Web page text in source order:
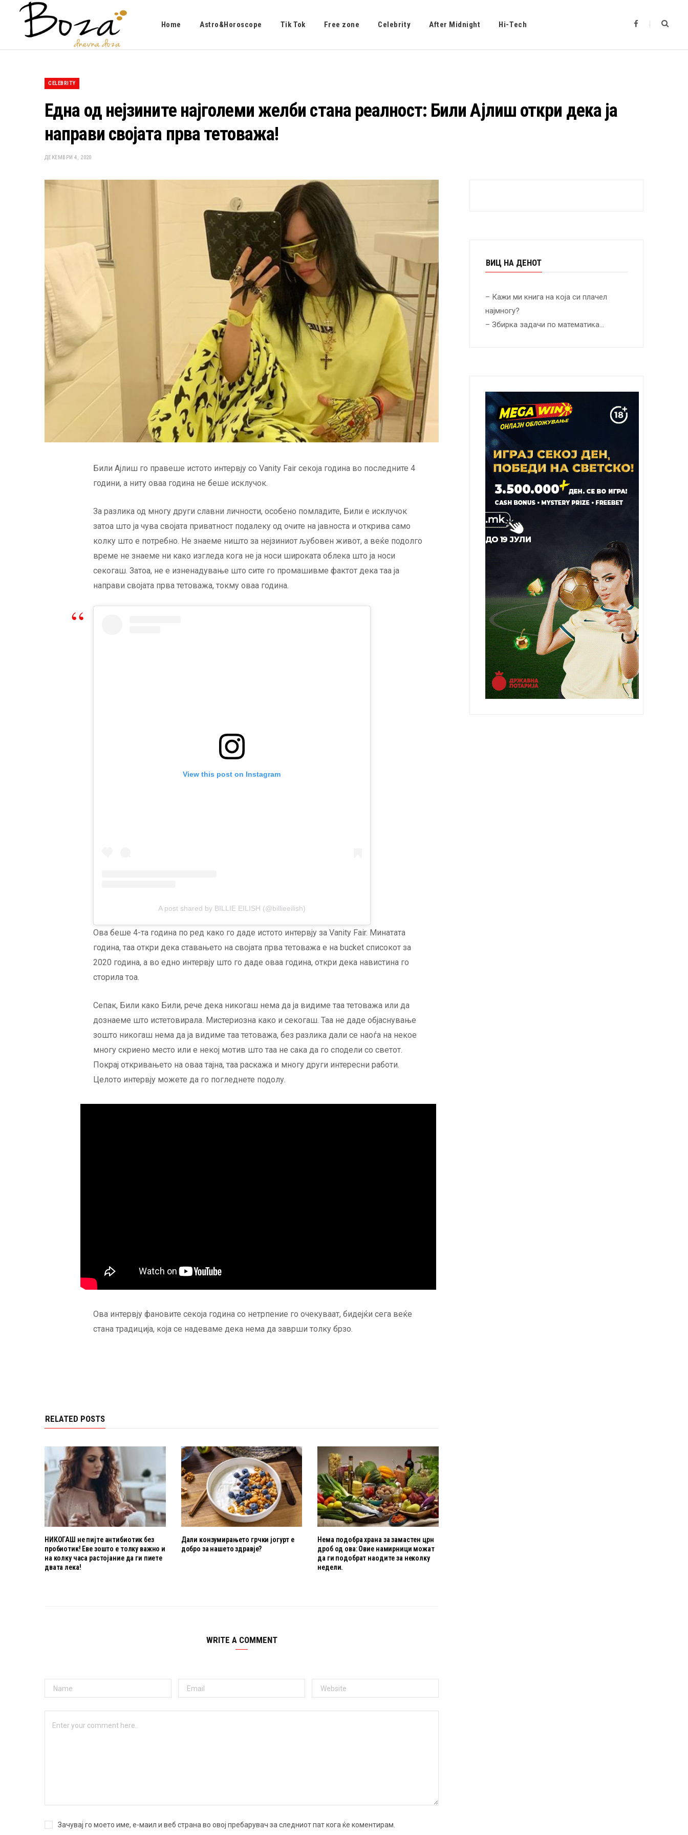
Home Astro&Horoscope Tik Tok Free zone Celebrity After Midnight Hi-Tech
CELEBRITY
Една од нејзините најголеми желби стана реалност: Били Ајлиш откри дека ја
направи својата прва тетоважа!
ДЕКЕМВРИ 4, 2020
Били Ајлиш го правеше истото интервју со Vanity Fair секоја година во последните 4
години, а ниту оваа година не беше исклучок.
За разлика од многу други славни личности, особено помладите, Били е исклучок
затоа што ја чува својата приватност подалеку од очите на јавноста и открива само
колку што е потребно. Не знаеме ништо за нејзиниот љубовен живот, а веќе подолго
време не знаеме ни како изгледа кога не ја носи широката облека што ја носи
секогаш. Затоа, не е изненадување што сите го промашивме фактот дека таа ја
направи својата прва тетоважа, токму оваа година.
View this post on Instagram
A post shared by BILLIE EILISH (@billieeilish)
Ова беше 4-та година по ред како го даде истото интервју за Vanity Fair. Минатата
година, таа откри дека ставањето на својата прва тетоважа е на bucket списокот за
2020 година, а во едно интервју што го даде оваа година, откри дека навистина го
сторила тоа.
Сепак, Били како Били, рече дека никогаш нема да ја видиме таа тетоважа или да
дознаеме што истетовирала. Мистериозна како и секогаш. Таа не даде објаснување
зошто никогаш нема да ја видиме таа тетоважа, без разлика дали се наоѓа на некое
многу скриено место или е некој мотив што таа не сака да го сподели со светот.
Покрај откривањето на оваа тајна, таа раскажа и многу други интересни работи.
Целото интервју можете да го погледнете подолу.
Ова интервју фановите секоја година со нетрпение го очекуваат, бидејќи сега веќе
стана традиција, која се надеваме дека нема да заврши толку брзо.
RELATED POSTS
НИКОГАШ не пијте антибиотик без
пробиотик! Еве зошто е толку важно и
на колку часа растојание да ги пиете
двата лека!
Дали конзумирањето грчки јогурт е
добро за нашето здравје?
Нема подобра храна за замастен црн
дроб од ова: Овие намирници можат
да ги подобрат наодите за неколку
недели.
WRITE A COMMENT
Зачувај го моето име, е-маил и веб страна во овој пребарувач за следниот пат кога ќе коментирам.
ВИЦ НА ДЕНОТ
– Кажи ми книга на која си плачел
најмногу?
– Збирка задачи по математика…